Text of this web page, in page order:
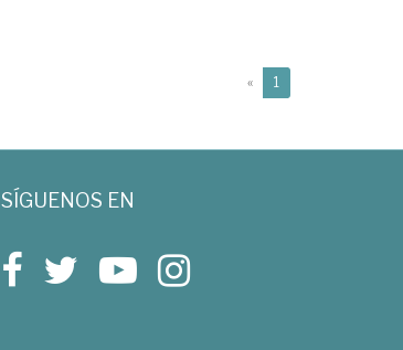
« 1
SÍGUENOS EN